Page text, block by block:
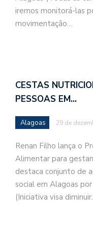
iremos monitorá-las
movimentação…
CESTAS
PESSOAS EM…
Alagoas 29 de
Renan Filho lança o
Alimentar para
destaca conjunto de
social em Alagoas
(Iniciativa visa